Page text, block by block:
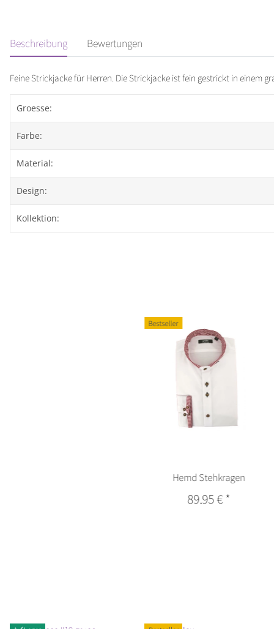
Beschreibung Bewertungen
Feine Strickjacke für Herren. Die Strickjacke ist fein gestrickt in einem
Groesse:
Farbe:
Material:
Design:
Kollektion:
Bestseller
Hemd Stehkragen
89,95 €*